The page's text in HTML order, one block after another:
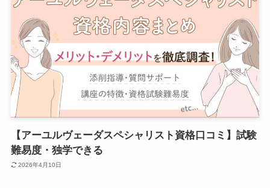
【アーユルヴェーダスペシャリスト資格口コミ】試験
難易度・独学できる
2026年4月10日